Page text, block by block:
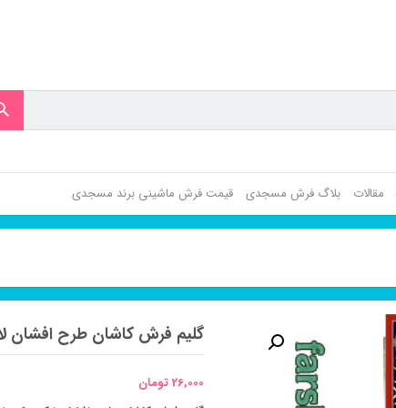
مقالات بلاگ فرش مسجدی قیمت فرش ماشینی برند مسجدی
گلیم فرش کاشان طرح افشان
26,000 تومان